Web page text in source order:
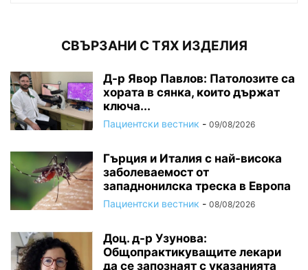
СВЪРЗАНИ С ТЯХ ИЗДЕЛИЯ
Д-р Явор Павлов: Патолозите са
хората в сянка, които държат
ключа...
Пациентски вестник - 09/08/2026
Гърция и Италия с най-висока
заболеваемост от
западнонилска треска в Европа
Пациентски вестник - 08/08/2026
Доц. д-р Узунова:
Общопрактикуващите лекари
да се запознаят с указанията